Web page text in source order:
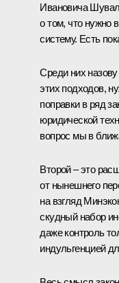
Ивановича
о том, что нужно
систему. Есть
Среди них
этих подходов,
поправки в ряд
юридической
вопрос мы в
Второй – это
от нынешнего
на взгляд
скудный набор
даже контроль
индульгенцией